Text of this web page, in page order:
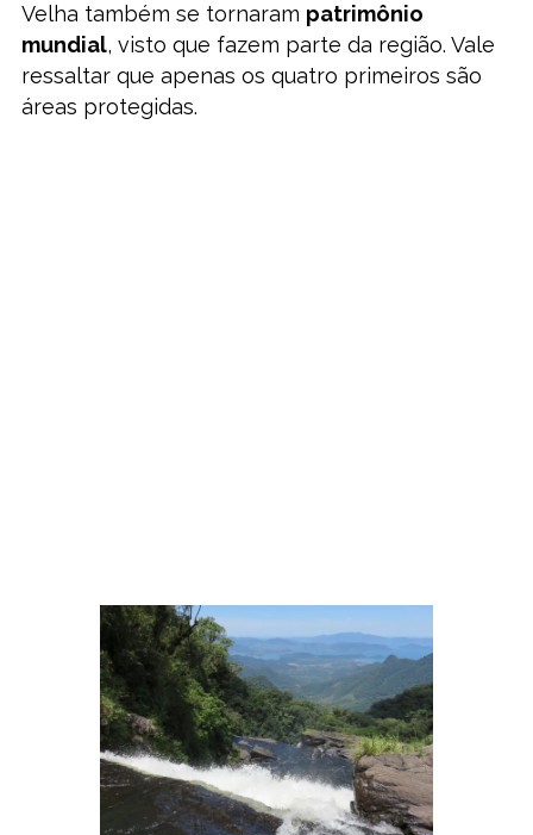
Velha também se tornaram patrimônio
mundial, visto que fazem parte da região. Vale
ressaltar que apenas os quatro primeiros são
áreas protegidas.